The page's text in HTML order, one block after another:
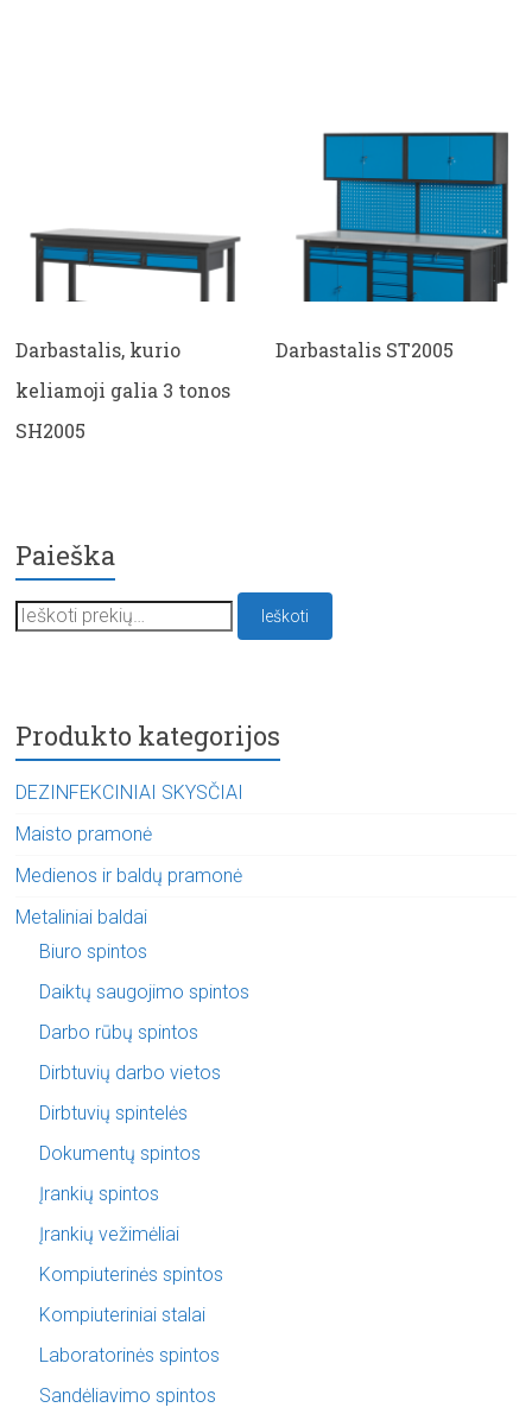
Darbastalis, kurio
keliamoji galia 3 tonos
SH2005
Darbastalis ST2005
Paieška
Ieškoti:
Ieškoti
Produkto kategorijos
DEZINFEKCINIAI SKYSČIAI
Maisto pramonė
Medienos ir baldų pramonė
Metaliniai baldai
Biuro spintos
Daiktų saugojimo spintos
Darbo rūbų spintos
Dirbtuvių darbo vietos
Dirbtuvių spintelės
Dokumentų spintos
Įrankių spintos
Įrankių vežimėliai
Kompiuterinės spintos
Kompiuteriniai stalai
Laboratorinės spintos
Sandėliavimo spintos